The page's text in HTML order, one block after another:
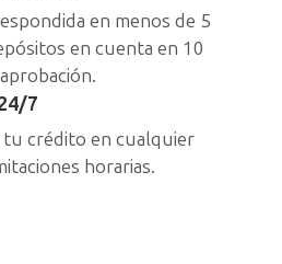
en menos de 5
en cuenta en 10
7
tu crédito en cualquier
horarias.